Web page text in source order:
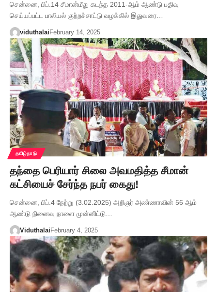
சென்னை, பிப்.14 சீமான்மீது கடந்த 2011-ஆம் ஆண்டு பதிவு
செய்யப்பட்ட பாலியல் குற்றச்சாட்டு வழக்கில் இதுவரை…
viduthalai February 14, 2025
தமிழ்நாடு
தந்தை பெரியார் சிலை அவமதித்த சீமான்
கட்சியைச் சேர்ந்த நபர் கைது!
சென்னை, பிப்.4 நேற்று (3.02.2025) அறிஞர் அண்ணாவின் 56 ஆம்
ஆண்டு நினைவு நாளை முன்னிட்டு…
Viduthalai February 4, 2025